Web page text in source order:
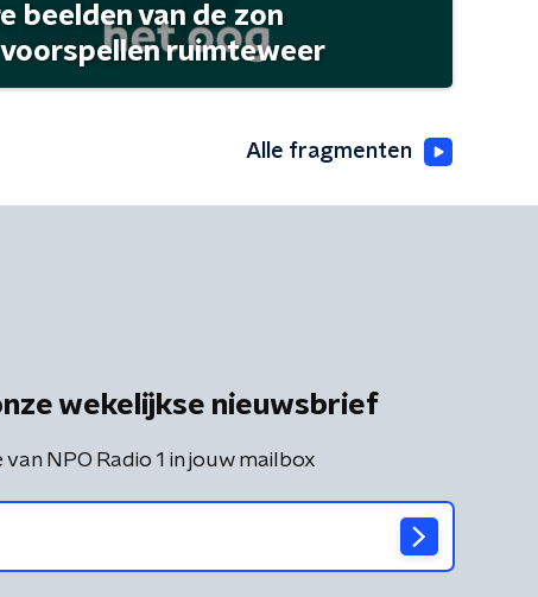
beelden van de zon
ruimteweer
Alle fragmenten
wekelijkse nieuwsbrief
NPO Radio 1 in jouw mailbox